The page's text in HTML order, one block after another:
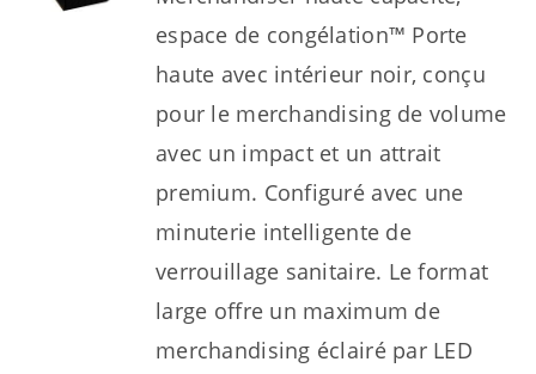
espace de congélation™ Porte
haute avec intérieur noir, conçu
pour le merchandising de volume
avec un impact et un attrait
premium. Configuré avec une
minuterie intelligente de
verrouillage sanitaire. Le format
large offre un maximum de
merchandising éclairé par LED